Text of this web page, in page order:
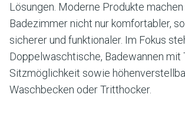
Lösungen. Moderne Produkte machen
Badezimmer nicht nur komfortabler,
sicherer und funktionaler. Im Fokus
Doppelwaschtische, Badewannen mit
Sitzmöglichkeit sowie
Waschbecken oder Tritthocker.